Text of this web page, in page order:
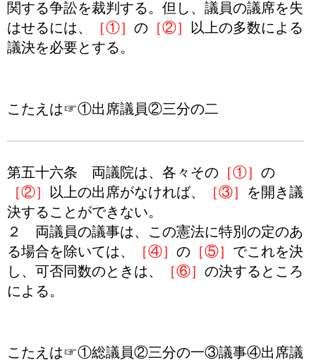
関する争訟を裁判する。但し、議員の議席を失
はせるには、
［①］ の ［②］
以上の多数による
議決を必要とする。
こたえは☞①出席議員②三分の二
第五十六条 両議院は、各々その ［①］ の
［②］
以上の出席がなければ、 ［③］ を開き議
決することができない。
２ 両議員の議事は、この憲法に特別の定のあ
る場合を除いては、
［④］ の ［⑤］ でこれを決
し、可否同数のときは、
［⑥］ の決するところ
による。
こたえは☞①総議員②三分の一③議事④出席議